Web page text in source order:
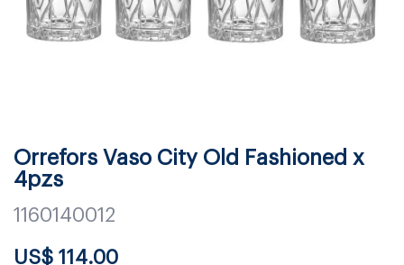
Orrefors Vaso City Old Fashioned x
4pzs
1160140012
US$ 114.00